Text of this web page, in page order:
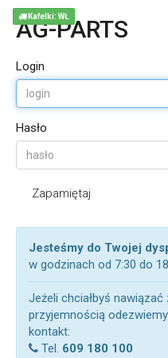
AG-PARTS
Login
Hasło
Zapamiętaj
Jesteśmy do Twojej
w godzinach od 7:30 do
Jeżeli chciałbyś nawiązać
przyjemnością
kontakt:
Tel. 609 180 100
Kafelki: WŁ